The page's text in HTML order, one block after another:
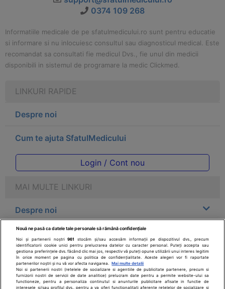
0374 109 268
Informatiile medicale de pe sfatulmedicului.ro sunt pentru educatie
si informare si nu inlocuiesc consultul sau diagnosticul medical. Este
recomandat sa consultati fie medicul Dvs., fie unul din medicii
disponibili in sistemul de programare la medic Clickmed.
LINKURI RAPIDE
Despre noi
Cum te ajuta SfatulMedicului
Login / Cont nou
MAI MULTE LINKURI
Despre noi
Legal
Drepturile consumatorului
Parteneri
Nouă ne pasă ca datele tale personale să rămână confidențiale
Noi și partenerii noștri961
stocăm și/sau accesăm informații pe dispozitivul dvs., precum
identificatorii cookie unici pentru prelucrarea datelor cu caracter personal. Puteți accepta sau
gestiona preferințele dvs. făcând clic mai jos, respectiv vă puteți opune utilizării unui interes legitim
în orice moment pe pagina cu politica de confidențialitate. Aceste alegeri vor fi raportate
partenerilor noștri și nu vă vor afecta navigarea.
Mai multe detalii
Noi si partenerii nostri (retelele de socializare si agentiile de publicitate partenere, precum si
furnizorii nostri de servicii de date analitice) prelucram date pentru a permite website-ului sa
functioneze, pentru a personaliza continutul si anunturile publicitare afisate in functie de
interesele si/sau profilul dvs., pentru a va oferi functionalitati aferente retelelor de socializare si